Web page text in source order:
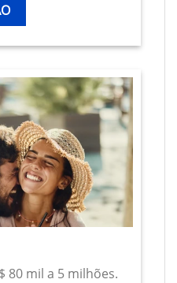
80 mil a 5 milhões.